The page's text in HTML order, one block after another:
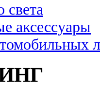
света
аксессуары